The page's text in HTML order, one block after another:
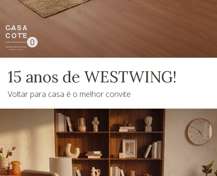
15 anos de WESTWING!
Voltar para casa é o melhor convite